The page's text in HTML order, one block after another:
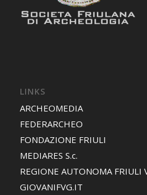
LINKS
ARCHEOMEDIA
FEDERARCHEO
FONDAZIONE FRIULI
MEDIARES S.c.
REGIONE AUTONOMA FRIULI
GIOVANIFVG.IT